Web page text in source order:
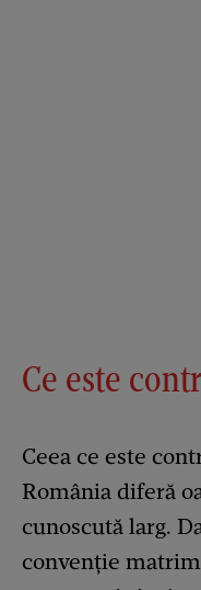
Ce este
Ceea ce este
România diferă
cunoscută larg.
convenție